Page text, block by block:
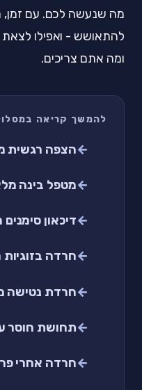
מה שנעשה לכם. עם זמן,
להתאושש - ואפילו לצאת
ומה אתם צריכים.
להמשך קריאה
הצפה רגשית
מטפל בינה
דיכאון
חרדה
חרדת נטישה
תחושת חוסר
חרדה אחרי